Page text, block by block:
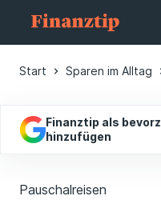
Start Sparen im Alltag
Finanztip als
hinzufügen
Pauschalreisen